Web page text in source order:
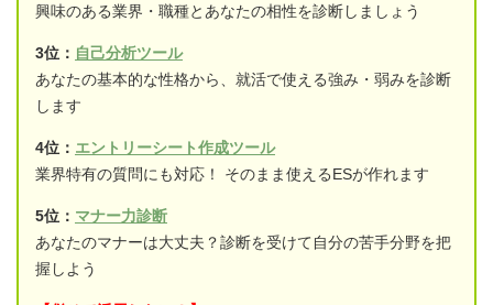
興味のある業界・職種とあなたの相性を診断しましょう
3位： 自己分析ツール
あなたの基本的な性格から、就活で使える強み・弱みを診断
します
4位： エントリーシート作成ツール
業界特有の質問にも対応！ そのまま使えるESが作れます
5位： マナー力診断
あなたのマナーは大丈夫？診断を受けて自分の苦手分野を把
握しよう